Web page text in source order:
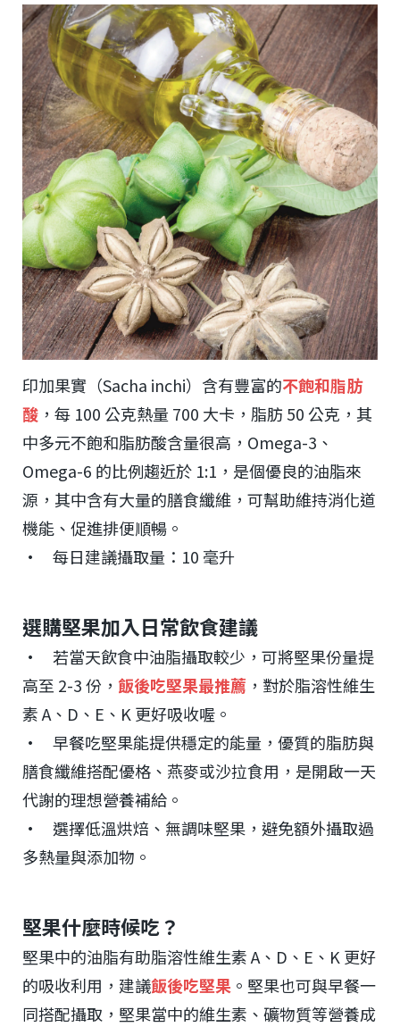
印加果實（Sacha inchi）含有豐富的不飽和脂肪
酸 ，每 100 公克熱量 700 大卡，脂肪 50 公克，其
中多元不飽和脂肪酸含量很高，Omega-3、
Omega-6 的比例趨近於 1:1，是個優良的油脂來
源，其中含有大量的膳食纖維，可幫助維持消化道
機能、促進排便順暢。
• 每日建議攝取量：10 毫升
選購堅果加入日常飲食建議
• 若當天飲食中油脂攝取較少，可將堅果份量提
高至 2-3 份， 飯後吃堅果最推薦 ，對於脂溶性維生
素 A、D、E、K 更好吸收喔。
• 早餐吃堅果能提供穩定的能量，優質的脂肪與
膳食纖維搭配優格、燕麥或沙拉食用，是開啟一天
代謝的理想營養補給。
• 選擇低溫烘焙、無調味堅果，避免額外攝取過
多熱量與添加物。
堅果什麼時候吃？
堅果中的油脂有助脂溶性維生素 A、D、E、K 更好
的吸收利用，建議飯後吃堅果 。堅果也可與早餐一
同搭配攝取，堅果當中的維生素、礦物質等營養成